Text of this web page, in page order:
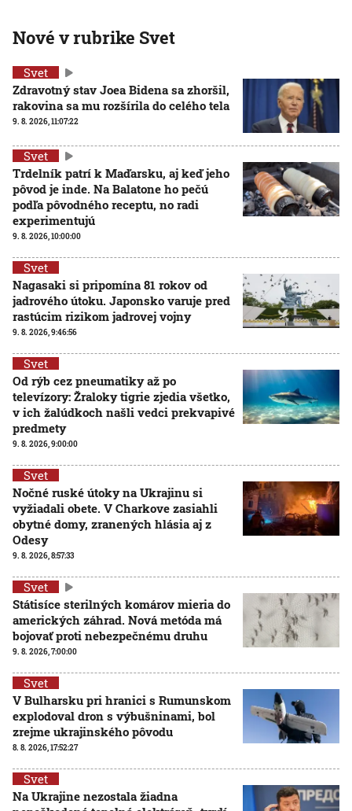
Nové v rubrike Svet
Svet
Zdravotný stav Joea Bidena sa zhoršil,
rakovina sa mu rozšírila do celého tela
9. 8. 2026, 11:07:22
Svet
Trdelník patrí k Maďarsku, aj keď jeho
pôvod je inde. Na Balatone ho pečú
podľa pôvodného receptu, no radi
experimentujú
9. 8. 2026, 10:00:00
Svet
Nagasaki si pripomína 81 rokov od
jadrového útoku. Japonsko varuje pred
rastúcim rizikom jadrovej vojny
9. 8. 2026, 9:46:56
Svet
Od rýb cez pneumatiky až po
televízory: Žraloky tigrie zjedia všetko,
v ich žalúdkoch našli vedci prekvapivé
predmety
9. 8. 2026, 9:00:00
Svet
Nočné ruské útoky na Ukrajinu si
vyžiadali obete. V Charkove zasiahli
obytné domy, zranených hlásia aj z
Odesy
9. 8. 2026, 8:57:33
Svet
Státisíce sterilných komárov mieria do
amerických záhrad. Nová metóda má
bojovať proti nebezpečnému druhu
9. 8. 2026, 7:00:00
Svet
V Bulharsku pri hranici s Rumunskom
explodoval dron s výbušninami, bol
zrejme ukrajinského pôvodu
8. 8. 2026, 17:52:27
Svet
Na Ukrajine nezostala žiadna